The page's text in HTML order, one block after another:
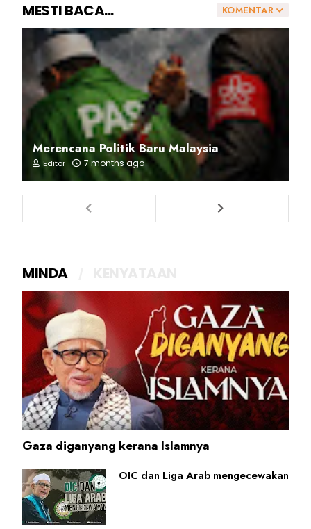
KOMENTAR
MESTI BACA...
Merencana Politik Baru Malaysia
Editor 7 months ago
MINDA
Gaza diganyang kerana Islamnya
OIC dan Liga Arab mengecewakan